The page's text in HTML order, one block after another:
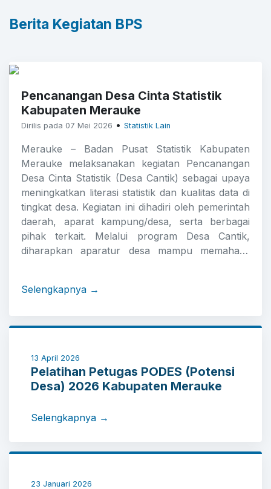
Berita Kegiatan BPS
Pencanangan Desa Cinta Statistik
Kabupaten Merauke
Dirilis pada 07 Mei 2026 • Statistik Lain
Merauke – Badan Pusat Statistik Kabupaten
Merauke melaksanakan kegiatan Pencanangan
Desa Cinta Statistik (Desa Cantik) sebagai upaya
meningkatkan literasi statistik dan kualitas data di
tingkat desa. Kegiatan ini dihadiri oleh pemerintah
daerah, aparat kampung/desa, serta berbagai
pihak terkait. Melalui program Desa Cantik,
diharapkan aparatur desa mampu memahami
desa yang lebih tepat sasaran. Program ini juga
Statistik dalam memperkuat pembinaan statistik
Selengkapnya →
13 April 2026
Pelatihan Petugas PODES (Potensi
Desa) 2026 Kabupaten Merauke
Selengkapnya →
23 Januari 2026